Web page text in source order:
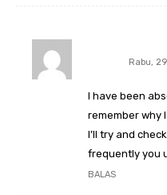
Rabu,
I have been
remember why
I’ll try and
frequently you
BALAS